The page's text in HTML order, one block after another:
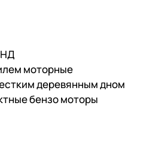
моторные
деревянным дном
бензо моторы